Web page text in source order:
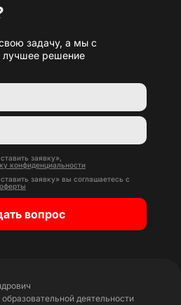
задачу, а мы с
лучшее решение
заявку»,
конфиденциальности
заявку» вы соглашаетесь с
вопрос
деятельности